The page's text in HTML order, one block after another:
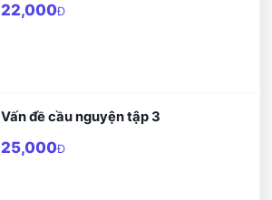
22,000Đ
Vấn đề cầu nguyện tập 3
25,000Đ